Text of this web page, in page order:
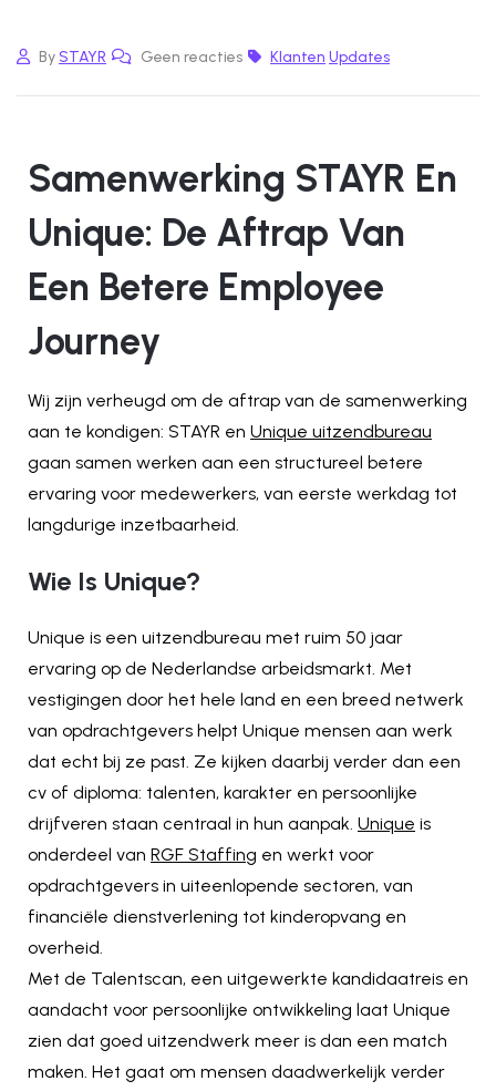
By STAYR Geen reacties Klanten Updates
Samenwerking STAYR En
Unique: De Aftrap Van
Een Betere Employee
Journey
Wij zijn verheugd om de aftrap van de samenwerking
aan te kondigen: STAYR en Unique uitzendbureau
gaan samen werken aan een structureel betere
ervaring voor medewerkers, van eerste werkdag tot
langdurige inzetbaarheid.
Wie Is Unique?
Unique is een uitzendbureau met ruim 50 jaar
ervaring op de Nederlandse arbeidsmarkt. Met
vestigingen door het hele land en een breed netwerk
van opdrachtgevers helpt Unique mensen aan werk
dat echt bij ze past. Ze kijken daarbij verder dan een
cv of diploma: talenten, karakter en persoonlijke
drijfveren staan centraal in hun aanpak. Unique is
onderdeel van RGF Staffing en werkt voor
opdrachtgevers in uiteenlopende sectoren, van
financiële dienstverlening tot kinderopvang en
overheid.
Met de Talentscan, een uitgewerkte kandidaatreis en
aandacht voor persoonlijke ontwikkeling laat Unique
zien dat goed uitzendwerk meer is dan een match
maken. Het gaat om mensen daadwerkelijk verder